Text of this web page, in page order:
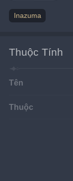
Inazuma
Thuộc Tính
Tên
Thuộc